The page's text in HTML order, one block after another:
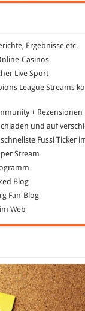
Ergebnisse etc.
Casinos
Live Sport
League Streams
+ Rezensionen
und auf
Fussi Ticker
Stream
Blog
Fan-Blog
Web